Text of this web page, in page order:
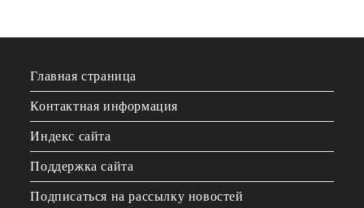
Главная страница
Контактная информация
Индекс сайта
Поддержка сайта
Подписаться на рассылку новостей